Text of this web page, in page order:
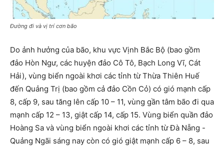
Đường đi và vị trí cơn bão
Do ảnh hưởng của bão, khu vực Vịnh Bắc Bộ (bao gồm
đảo Hòn Ngư, các huyện đảo Cô Tô, Bạch Long Vĩ, Cát
Hải), vùng biển ngoài khơi các tỉnh từ Thừa Thiên Huế
đến Quảng Trị (bao gồm cả đảo Cồn Cỏ) có gió mạnh cấp
8, cấp 9, sau tăng lên cấp 10 – 11, vùng gần tâm bão đi qua
mạnh cấp 12 – 13, giật cấp 14, cấp 15. Vùng biển quần đảo
Hoàng Sa và vùng biển ngoài khơi các tỉnh từ Đà Nẵng -
Quảng Ngãi sáng nay còn có gió giật mạnh cấp 6 – 8, sau